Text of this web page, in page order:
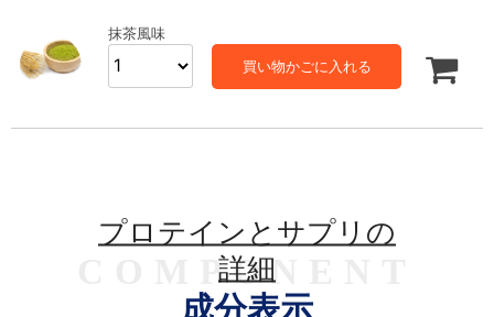
抹茶風味
買い物かごに入れる
COMPONENT
プロテインとサプリの
詳細
成分表示